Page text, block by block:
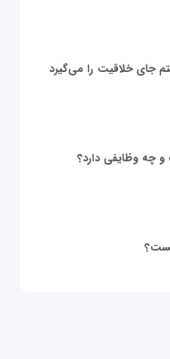
جای خلاقیت را می‌گیرد
چه وظایفی دارد؟